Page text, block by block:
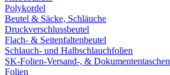
Polykordel
Beutel & Säcke, Schläuche
Druckverschlussbeutel
Flach- & Seitenfaltenbeutel
Schlauch- und Halbschlauchfolien
SK-Folien-Versand-, & Dokumententaschen
Folien